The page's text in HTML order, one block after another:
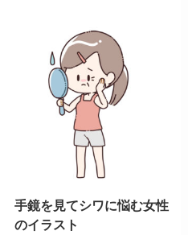
手鏡を見てシワに悩む女性
のイラスト